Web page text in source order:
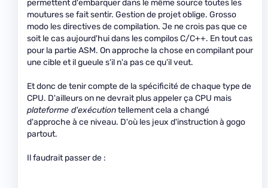
permettent d'embarquer dans le même source toutes les
moutures se fait sentir. Gestion de projet oblige. Grosso
modo les directives de compilation. Je ne crois pas que ce
soit le cas aujourd'hui dans les compilos C/C++. En tout cas
pour la partie ASM. On approche la chose en compilant pour
une cible et il gueule s'il n'a pas ce qu'il veut.
Et donc de tenir compte de la spécificité de chaque type de
CPU. D'ailleurs on ne devrait plus appeler ça CPU mais
plateforme d'exécutiontellement cela a changé
d'approche à ce niveau. D'où les jeux d'instruction à gogo
partout.
Il faudrait passer de :